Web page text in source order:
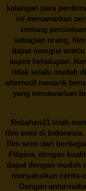
kalangan para
ini menawarkan
tentang
sebagian orang,
dapat mengisi
aspek kehidupan.
tidak selalu mudah
alternatif menarik
yang menawarkan
Rebahan21telah
film semi di
film semi dari
Filipina, dengan
dapat dengan mudah
menyaksikan cerita-
Dengan